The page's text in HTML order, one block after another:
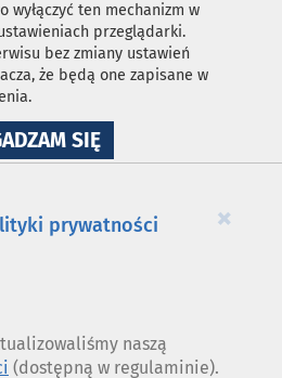
wyłączyć ten mechanizm w
przeglądarki.
bez zmiany ustawień
że będą one zapisane w
SIĘNA
WYKORZYSTANIE
×
prywatności
naszą
(dostępną w regulaminie).